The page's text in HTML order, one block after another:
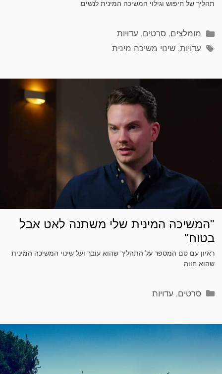
תהליך של חיפוש וגילוי המשיכה המינית לנשים.
קטגוריות
מומלצים,סרטים, עדויות
תגיות
עדויות,שינוי משיכה מינית
"המשיכה המינית שלי משתנה לאט אבל
בטוח"
ראיון עם סם המספר על התהליך שהוא עובר ועל שינוי המשיכה המינית
שהוא חווה
קטגוריות
סרטים, עדויות